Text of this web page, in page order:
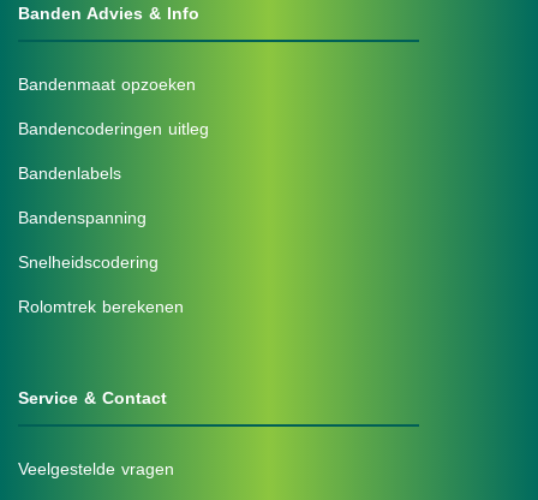
Banden Advies & Info
Bandenmaat opzoeken
Bandencoderingen uitleg
Bandenlabels
Bandenspanning
Snelheidscodering
Rolomtrek berekenen
Service & Contact
Veelgestelde vragen